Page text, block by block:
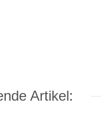
Artikel: